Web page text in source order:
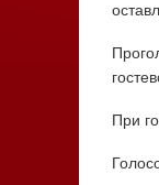
При